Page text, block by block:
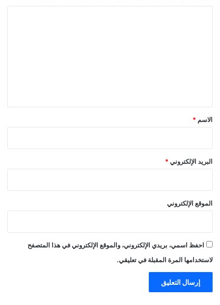
*
الاسم *
البريد الإلكتروني *
الموقع الإلكتروني
احفظ اسمي، بريدي الإلكتروني، والموقع الإلكتروني في هذا المتصفح
لاستخدامها المرة المقبلة في تعليقي.